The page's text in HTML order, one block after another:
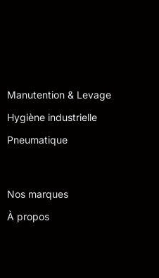
Manutention & Levage
Hygiène industrielle
Pneumatique
Nos marques
À propos